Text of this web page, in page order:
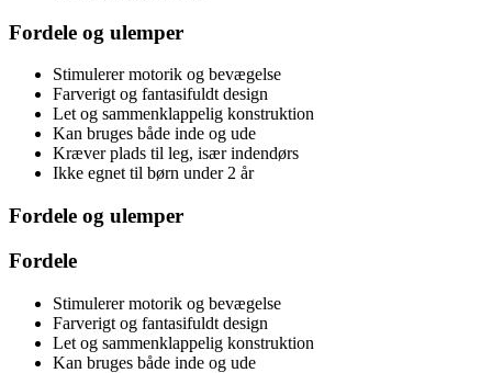
Fordele og ulemper
Stimulerer motorik og bevægelse
Farverigt og fantasifuldt design
Let og sammenklappelig konstruktion
Kan bruges både inde og ude
Kræver plads til leg, især indendørs
Ikke egnet til børn under 2 år
Fordele og ulemper
Fordele
Stimulerer motorik og bevægelse
Farverigt og fantasifuldt design
Let og sammenklappelig konstruktion
Kan bruges både inde og ude